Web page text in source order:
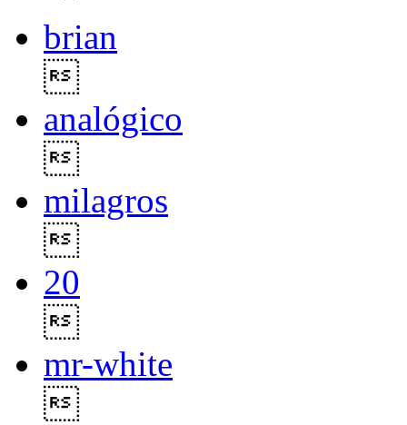
brian
analógico
milagros
20
mr-white